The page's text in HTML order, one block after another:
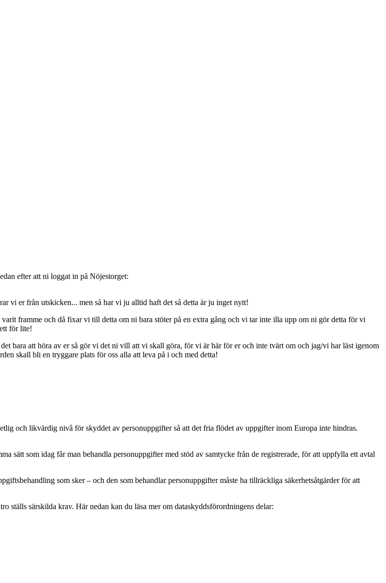
efter att ni loggat in på Nöjestorget:
vi er från utskicken... men så har vi ju alltid haft det så detta är ju inget nytt!
framme och då fixar vi till detta om ni bara stöter på en extra gång och vi tar inte illa upp om ni gör detta för vi
för lite!
bara att höra av er så gör vi det ni vill att vi skall göra, för vi är här för er och inte tvärt om och jag/vi har läst igenom
skall bli en tryggare plats för oss alla att leva på i och med detta!
och likvärdig nivå för skyddet av personuppgifter så att det fria flödet av uppgifter inom Europa inte hindras.
sätt som idag får man behandla personuppgifter med stöd av samtycke från de registrerade, för att uppfylla ett avtal
som sker – och den som behandlar personuppgifter måste ha tillräckliga säkerhetsåtgärder för att
ställs särskilda krav. Här nedan kan du läsa mer om dataskyddsförordningens delar: